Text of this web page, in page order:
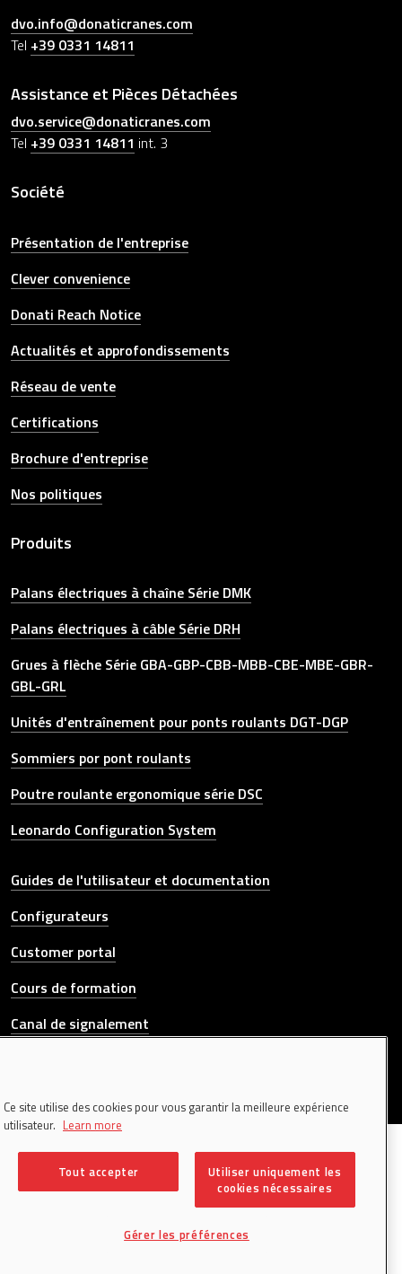
dvo.info@donaticranes.com
Tel +39 0331 14811
Assistance et Pièces Détachées
dvo.service@donaticranes.com
Tel +39 0331 14811 int. 3
Société
Présentation de l'entreprise
Clever convenience
Donati Reach Notice
Actualités et approfondissements
Réseau de vente
Certifications
Brochure d'entreprise
Nos politiques
Produits
Palans électriques à chaîne Série DMK
Palans électriques à câble Série DRH
Grues à flèche Série GBA-GBP-CBB-MBB-CBE-MBE-GBR-
GBL-GRL
Unités d'entraînement pour ponts roulants DGT-DGP
Sommiers por pont roulants
Poutre roulante ergonomique série DSC
Leonardo Configuration System
Other link
Guides de l'utilisateur et documentation
Configurateurs
Customer portal
Cours de formation
Canal de signalement
© 2026 Donati Sollevamenti S.r.l. All rights reserved. | P.IVA
00195340120
Colophon
Privacy policy
Ce site utilise des cookies pour vous garantir la meilleure expérience
utilisateur. Learn more
Tout accepter
Utiliser uniquement les
cookies nécessaires
Gérer les préférences